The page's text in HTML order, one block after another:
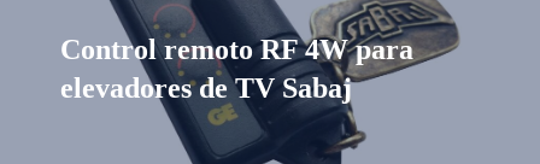
Control remoto RF 4W para
elevadores de TV Sabaj